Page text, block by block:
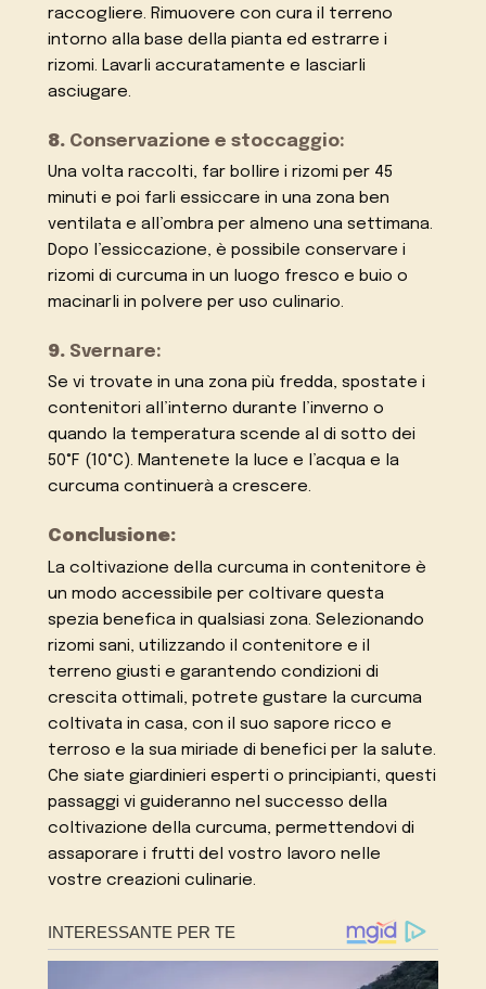
raccogliere. Rimuovere con cura il terreno
intorno alla base della pianta ed estrarre i
rizomi. Lavarli accuratamente e lasciarli
asciugare.
8. Conservazione e stoccaggio:
Una volta raccolti, far bollire i rizomi per 45
minuti e poi farli essiccare in una zona ben
ventilata e all’ombra per almeno una settimana.
Dopo l’essiccazione, è possibile conservare i
rizomi di curcuma in un luogo fresco e buio o
macinarli in polvere per uso culinario.
9. Svernare:
Se vi trovate in una zona più fredda, spostate i
contenitori all’interno durante l’inverno o
quando la temperatura scende al di sotto dei
50°F (10°C). Mantenete la luce e l’acqua e la
curcuma continuerà a crescere.
Conclusione:
La coltivazione della curcuma in contenitore è
un modo accessibile per coltivare questa
spezia benefica in qualsiasi zona. Selezionando
rizomi sani, utilizzando il contenitore e il
terreno giusti e garantendo condizioni di
crescita ottimali, potrete gustare la curcuma
coltivata in casa, con il suo sapore ricco e
terroso e la sua miriade di benefici per la salute.
Che siate giardinieri esperti o principianti, questi
passaggi vi guideranno nel successo della
coltivazione della curcuma, permettendovi di
assaporare i frutti del vostro lavoro nelle
vostre creazioni culinarie.